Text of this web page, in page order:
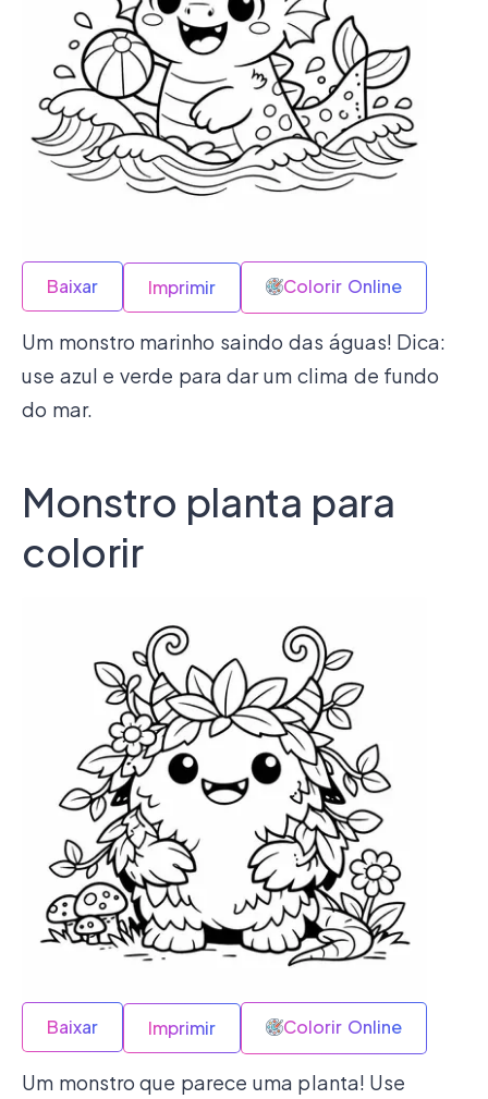
Baixar Imprimir Colorir Online
Um monstro marinho saindo das águas! Dica:
use azul e verde para dar um clima de fundo
do mar.
Monstro planta para
colorir
Baixar Imprimir Colorir Online
Um monstro que parece uma planta! Use